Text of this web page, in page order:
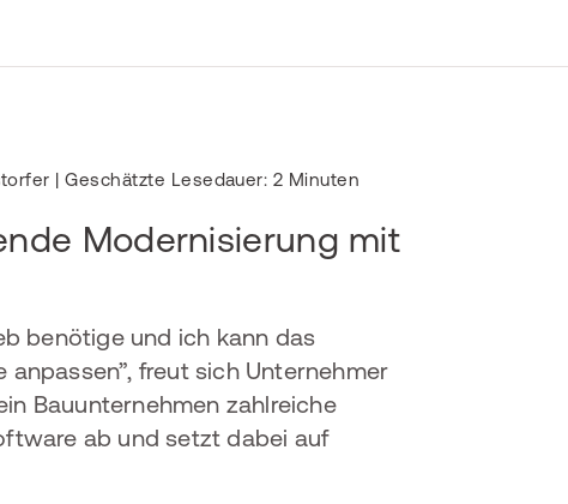
| Geschätzte Lesedauer: 2 Minuten
Modernisierung mit
benötige und ich kann das
freut sich Unternehmer
Bauunternehmen zahlreiche
ab und setzt dabei auf